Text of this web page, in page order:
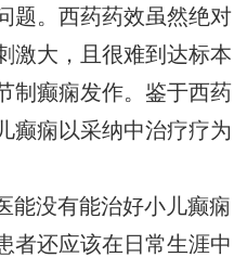
题。西药药效虽然绝对
激大，且很难到达标本
制癫痫发作。鉴于西药
癫痫以采纳中治疗疗为
能没有能治好小儿癫痫
者还应该在日常生涯中